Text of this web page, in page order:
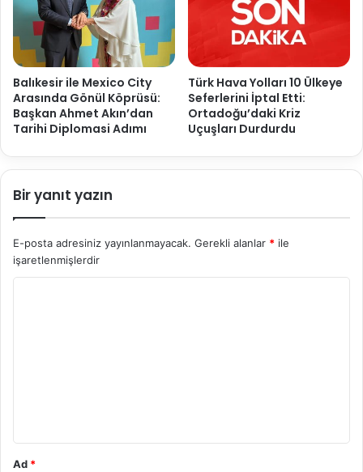
Balıkesir ile Mexico City
Arasında Gönül Köprüsü:
Başkan Ahmet Akın’dan
Tarihi Diplomasi Adımı
Türk Hava Yolları 10 Ülkeye
Seferlerini İptal Etti:
Ortadoğu’daki Kriz
Uçuşları Durdurdu
Bir yanıt yazın
E-posta adresiniz yayınlanmayacak. Gerekli alanlar * ile
işaretlenmişlerdir
Ad *